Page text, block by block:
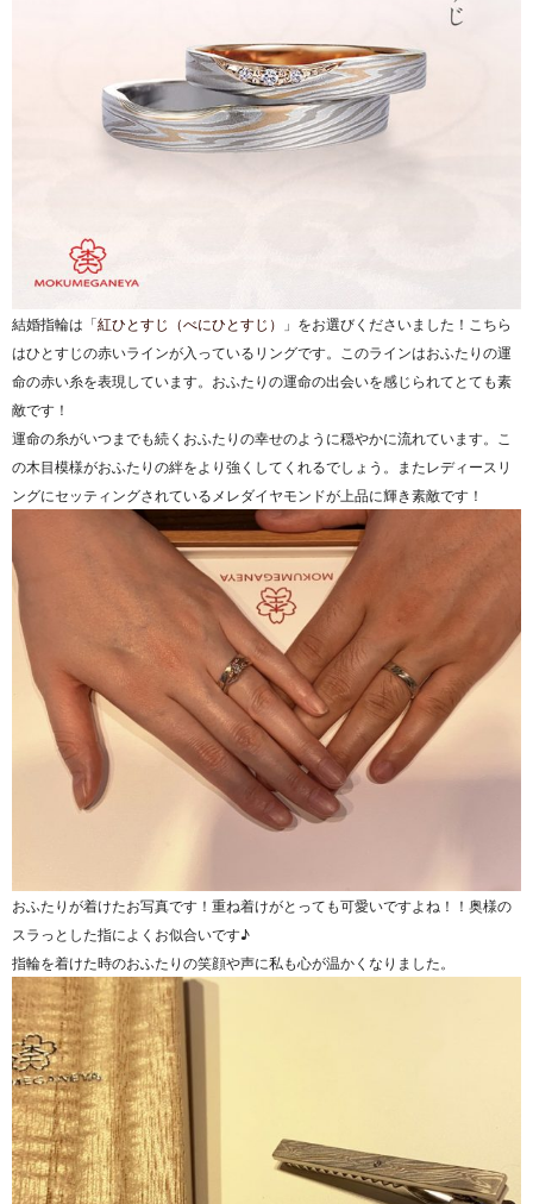
結婚指輪は「紅ひとすじ（べにひとすじ）
」をお選びくださいました！こちら
はひとすじの赤いラインが入っているリングです。このラインはおふたりの運
命の赤い糸を表現しています。おふたりの運命の出会いを感じられてとても素
敵です！
運命の糸がいつまでも続くおふたりの幸せのように穏やかに流れています。こ
の木目模様がおふたりの絆をより強くしてくれるでしょう。またレディースリ
ングにセッティングされているメレダイヤモンドが上品に輝き素敵です！
おふたりが着けたお写真です！重ね着けがとっても可愛いですよね！！奥様の
スラっとした指によくお似合いです♪
指輪を着けた時のおふたりの笑顔や声に私も心が温かくなりました。